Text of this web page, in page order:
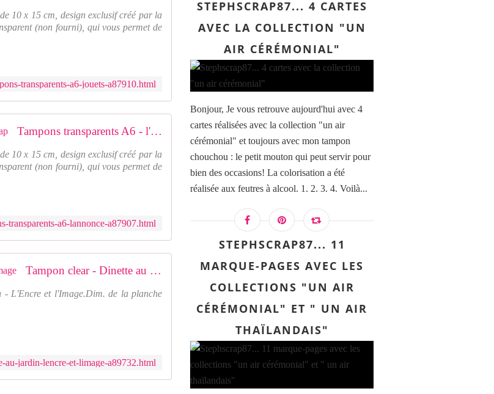
10 x 15 cm, design exclusif créé par la
(non fourni), qui vous permet de
transparents-a6-jouets-a87910.html
Tampons transparents A6 - l'annonce Fée du Scrap
10 x 15 cm, design exclusif créé par la
(non fourni), qui vous permet de
transparents-a6-lannonce-a87907.html
Tampon clear - Dinette au Jardin - L'Encre et l'Image
- L'Encre et l'Image.Dim. de la planche
jardin-lencre-et-limage-a89732.html
STEPHSCRAP87... 4 CARTES
AVEC LA COLLECTION "UN
AIR CÉRÉMONIAL"
Bonjour, Je vous retrouve aujourd'hui avec 4
cartes réalisées avec la collection "un air
cérémonial" et toujours avec mon tampon
chouchou : le petit mouton qui peut servir pour
bien des occasions! La colorisation a été
réalisée aux feutres à alcool. 1. 2. 3. 4. Voilà...
STEPHSCRAP87... 11
MARQUE-PAGES AVEC LES
COLLECTIONS "UN AIR
CÉRÉMONIAL" ET " UN AIR
THAÏLANDAIS"